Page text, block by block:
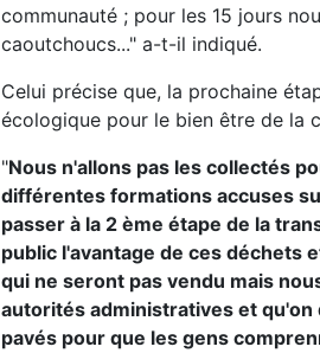
communauté ; pour les 15 jours
caoutchoucs..." a-t-il indiqué.
Celui précise que, la prochaine
écologique pour le bien être de la
"Nous n'allons pas les collectés
différentes formations accuses
passer à la 2 ème étape de la
public l'avantage de ces déchets
qui ne seront pas vendu mais
autorités administratives et
pavés pour que les gens